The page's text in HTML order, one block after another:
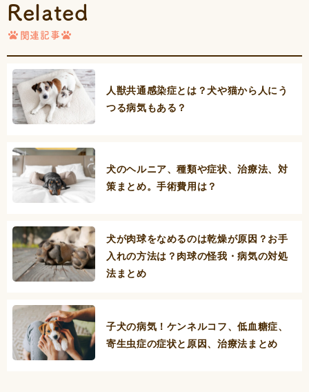
Related
関連記事
人獣共通感染症とは？犬や猫から人にう
つる病気もある？
犬のヘルニア、種類や症状、治療法、対
策まとめ。手術費用は？
犬が肉球をなめるのは乾燥が原因？お手
入れの方法は？肉球の怪我・病気の対処
法まとめ
子犬の病気！ケンネルコフ、低血糖症、
寄生虫症の症状と原因、治療法まとめ